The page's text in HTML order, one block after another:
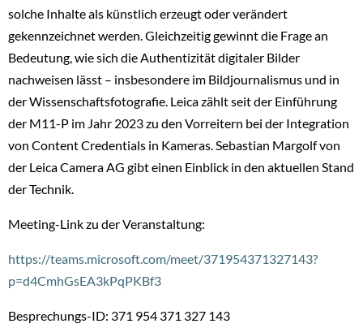
solche Inhalte als künstlich erzeugt oder verändert
gekennzeichnet werden. Gleichzeitig gewinnt die Frage an
Bedeutung, wie sich die Authentizität digitaler Bilder
nachweisen lässt – insbesondere im Bildjournalismus und in
der Wissenschaftsfotografie. Leica zählt seit der Einführung
der M11-P im Jahr 2023 zu den Vorreitern bei der Integration
von Content Credentials in Kameras. Sebastian Margolf von
der Leica Camera AG gibt einen Einblick in den aktuellen Stand
der Technik.
Meeting-Link zu der Veranstaltung:
https://teams.microsoft.com/meet/371954371327143?
p=d4CmhGsEA3kPqPKBf3
Besprechungs-ID: 371 954 371 327 143